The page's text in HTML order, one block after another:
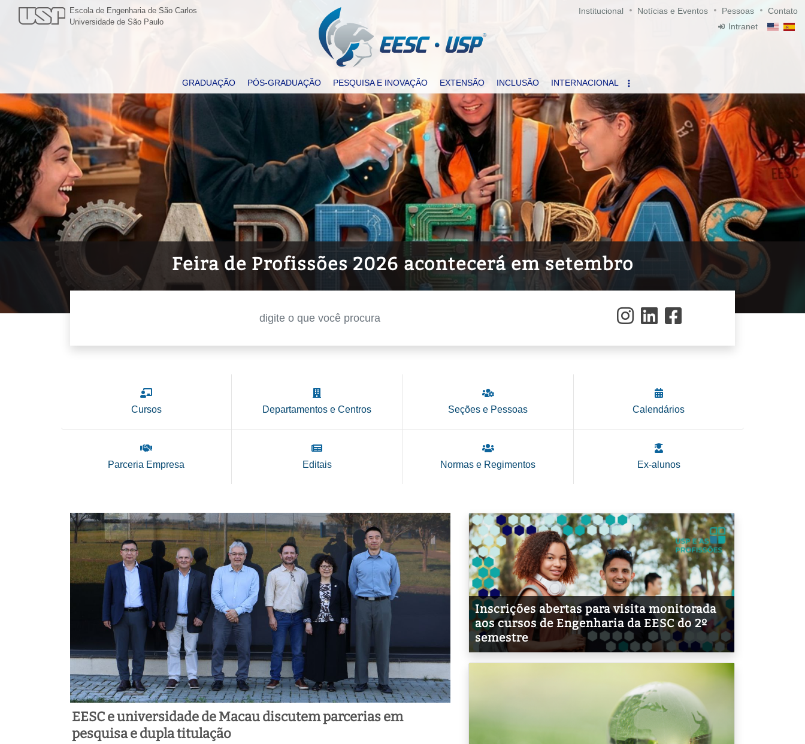
Institucional Notícias e Eventos Pessoas
Contato
Intranet
Escola de Engenharia de São Carlos
Universidade de São Paulo
GRADUAÇÃO PÓS-GRADUAÇÃO PESQUISA E INOVAÇÃO EXTENSÃO INCLUSÃO INTERNACIONAL
Feira de Profissões 2026 acontecerá em setembro
Cursos Departamentos e Centros Seções e Pessoas Calendários
Parceria Empresa Editais Normas e Regimentos Ex-alunos
EESC e universidade de Macau discutem parcerias em
pesquisa e dupla titulação
Inscrições abertas para visita monitorada
aos cursos de Engenharia da EESC do 2º
semestre